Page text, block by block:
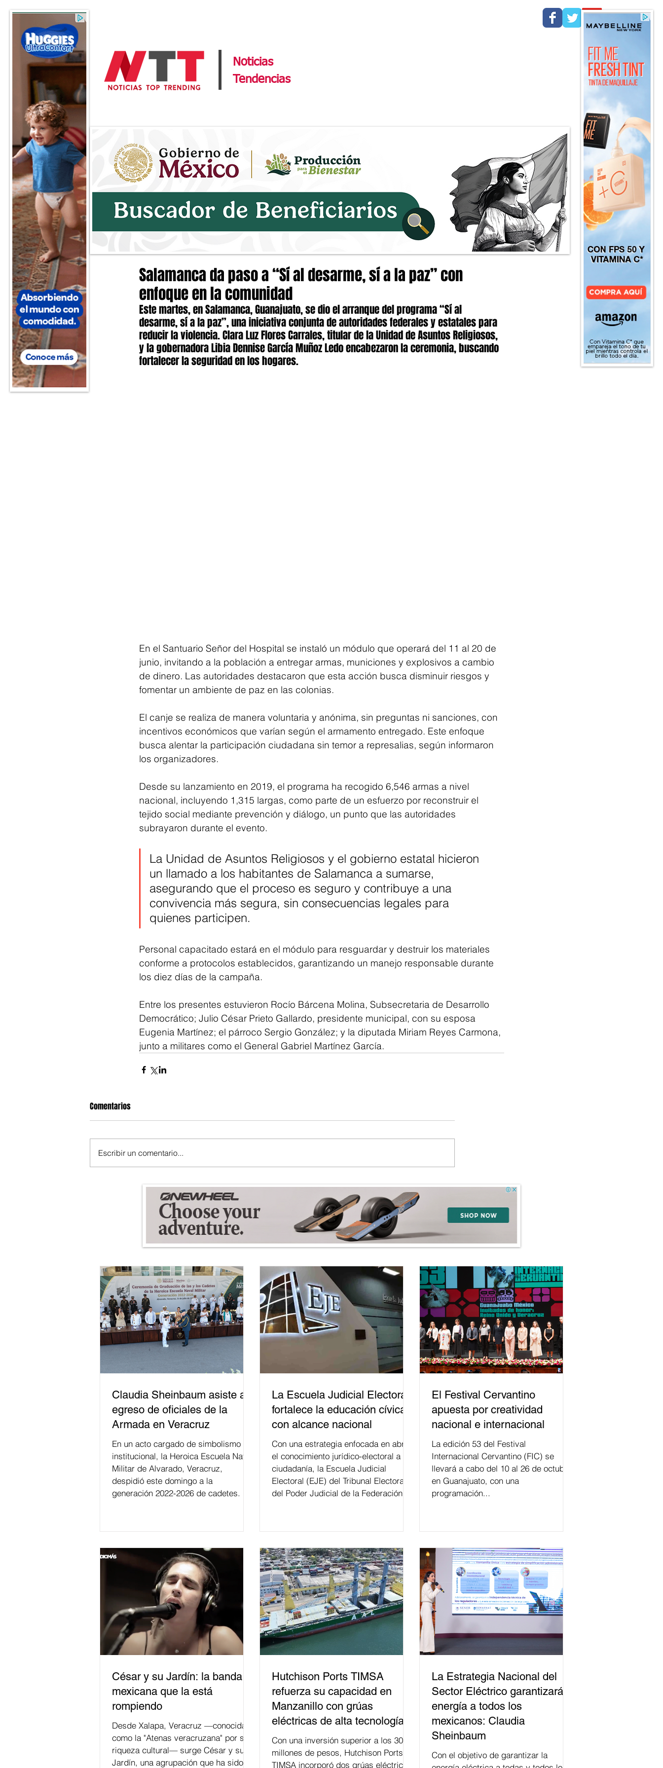
Noticias
Tendencias
Salamanca da paso a “Sí al desarme, sí a la paz” con
enfoque en la comunidad
Este martes, en Salamanca, Guanajuato, se dio el arranque del programa “Sí al
desarme, sí a la paz”, una iniciativa conjunta de autoridades federales y estatales para
reducir la violencia. Clara Luz Flores Carrales, titular de la Unidad de Asuntos Religiosos,
y la gobernadora Libia Dennise García Muñoz Ledo encabezaron la ceremonia, buscando
fortalecer la seguridad en los hogares.
En el Santuario Señor del Hospital se instaló un módulo que operará del 11 al 20 de
junio, invitando a la población a entregar armas, municiones y explosivos a cambio
de dinero. Las autoridades destacaron que esta acción busca disminuir riesgos y
fomentar un ambiente de paz en las colonias.
El canje se realiza de manera voluntaria y anónima, sin preguntas ni sanciones, con
incentivos económicos que varían según el armamento entregado. Este enfoque
busca alentar la participación ciudadana sin temor a represalias, según informaron
los organizadores.
Desde su lanzamiento en 2019, el programa ha recogido 6,546 armas a nivel
nacional, incluyendo 1,315 largas, como parte de un esfuerzo por reconstruir el
tejido social mediante prevención y diálogo, un punto que las autoridades
subrayaron durante el evento.
La Unidad de Asuntos Religiosos y el gobierno estatal hicieron
un llamado a los habitantes de Salamanca a sumarse,
asegurando que el proceso es seguro y contribuye a una
convivencia más segura, sin consecuencias legales para
quienes participen.
Personal capacitado estará en el módulo para resguardar y destruir los materiales
conforme a protocolos establecidos, garantizando un manejo responsable durante
los diez días de la campaña.
Entre los presentes estuvieron Rocío Bárcena Molina, Subsecretaria de Desarrollo
Democrático; Julio César Prieto Gallardo, presidente municipal, con su esposa
Eugenia Martínez; el párroco Sergio González; y la diputada Miriam Reyes Carmona,
junto a militares como el General Gabriel Martínez García.
Comentarios
Escribir un comentario...
Claudia Sheinbaum asiste a
egreso de oficiales de la
Armada en Veracruz
En un acto cargado de simbolismo
institucional, la Heroica Escuela Naval
Militar de Alvarado, Veracruz,
despidió este domingo a la
generación 2022-2026 de cadetes.
La Escuela Judicial Electoral
fortalece la educación cívica
con alcance nacional
Con una estrategia enfocada en abrir
el conocimiento jurídico-electoral a la
ciudadanía, la Escuela Judicial
Electoral (EJE) del Tribunal Electoral
del Poder Judicial de la Federación ha
relacionados con la democracia y el
del papel que ha asumido la EJE en la
difusión de la justicia electoral como
un bien público. La mayor parte de las
personas capacitadas no forma
El Festival Cervantino
apuesta por creatividad
nacional e internacional
La edición 53 del Festival
Internacional Cervantino (FIC) se
llevará a cabo del 10 al 26 de octubre
en Guanajuato, con una
programación...
César y su Jardín: la banda
mexicana que la está
rompiendo
Desde Xalapa, Veracruz —conocida
como la "Atenas veracruzana" por su
riqueza cultural— surge César y su
Jardín, una agrupación que ha sido
Hutchison Ports TIMSA
refuerza su capacidad en
Manzanillo con grúas
eléctricas de alta tecnología
Con una inversión superior a los 300
millones de pesos, Hutchison Ports
TIMSA incorporó dos grúas eléctricas
La Estrategia Nacional del
Sector Eléctrico garantizará
energía a todos los
mexicanos: Claudia
Sheinbaum
Con el objetivo de garantizar la